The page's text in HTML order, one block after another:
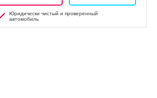
Юридически чистый и проверенный
автомобиль